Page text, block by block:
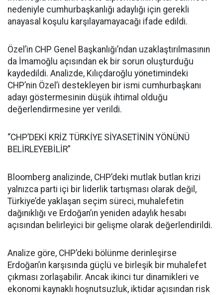
nedeniyle cumhurbaşkanlığı adaylığı için gerekli
anayasal koşulu karşılayamayacağı ifade edildi.
Özel’in CHP Genel Başkanlığı’ndan uzaklaştırılmasının
da İmamoğlu açısından ek bir sorun oluşturduğu
kaydedildi. Analizde, Kılıçdaroğlu yönetimindeki
CHP’nin Özel’i destekleyen bir ismi cumhurbaşkanı
adayı göstermesinin düşük ihtimal olduğu
değerlendirmesine yer verildi.
“CHP’DEKİ KRİZ TÜRKİYE SİYASETİNİN YÖNÜNÜ
BELİRLEYEBİLİR”
Bloomberg analizinde, CHP’deki mutlak butlan krizi
yalnızca parti içi bir liderlik tartışması olarak değil,
Türkiye’de yaklaşan seçim süreci, muhalefetin
dağınıklığı ve Erdoğan’ın yeniden adaylık hesabı
açısından belirleyici bir gelişme olarak değerlendirildi.
Analize göre, CHP’deki bölünme derinleşirse
Erdoğan’ın karşısında güçlü ve birleşik bir muhalefet
çıkması zorlaşabilir. Ancak ikinci tur dinamikleri ve
ekonomi kaynaklı hoşnutsuzluk, iktidar açısından risk